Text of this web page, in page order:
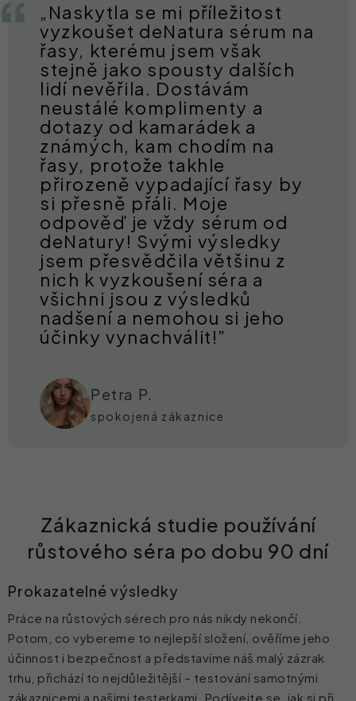
„Naskytla se mi příležitost
vyzkoušet deNatura sérum na
řasy, kterému jsem však
stejně jako spousty dalších
lidí nevěřila. Dostávám
neustálé komplimenty a
dotazy od kamarádek a
známých, kam chodím na
řasy, protože takhle
přirozeně vypadající řasy by
si přesně přáli. Moje
odpověď je vždy sérum od
deNatury! Svými výsledky
jsem přesvědčila většinu z
nich k vyzkoušení séra a
všichni jsou z výsledků
nadšení a nemohou si jeho
účinky vynachválit!”
Petra P.
spokojená zákaznice
Zákaznická studie používání
růstového séra po dobu 90 dní
Prokazatelné výsledky
Práce na růstových sérech pro nás nikdy nekončí.
Potom, co vybereme to nejlepší složení, ověříme jeho
účinnost i bezpečnost a představíme náš malý zázrak
trhu, přichází to nejdůležitější – testování samotnými
zákaznicemi a našimi testerkami. Podívejte se, jak si při